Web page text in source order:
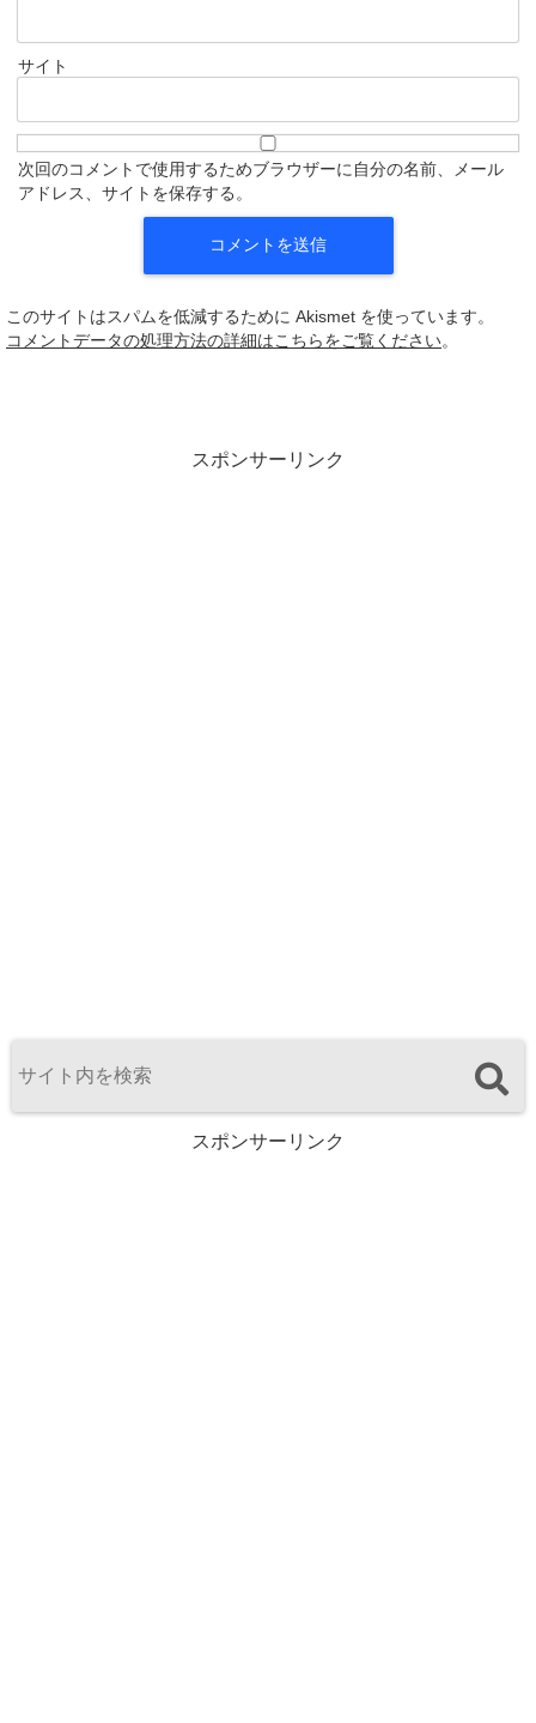
サイト
次回のコメントで使用するためブラウザーに自分の名前、メール
アドレス、サイトを保存する。
このサイトはスパムを低減するために Akismet を使っています。
コメントデータの処理方法の詳細はこちらをご覧ください。
スポンサーリンク
スポンサーリンク